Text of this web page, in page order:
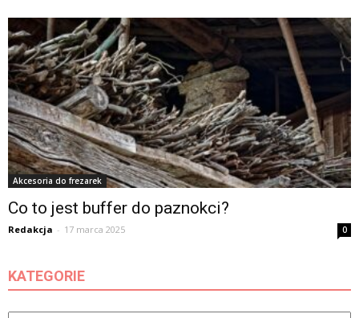
Akcesoria do frezarek
Co to jest buffer do paznokci?
Redakcja - 17 marca 2025 0
KATEGORIE
Kategorie